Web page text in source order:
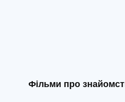
Фільми про